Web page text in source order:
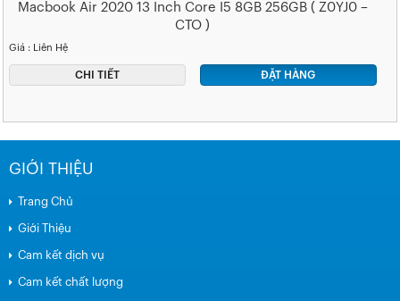
Macbook Air 2020 13 Inch Core I5 8GB 256GB ( Z0YJ0 –
CTO )
Giá : Liên Hệ
CHI TIẾT ĐẶT HÀNG
GIỚI THIỆU
Trang Chủ
Giới Thiệu
Cam kết dịch vụ
Cam kết chất lượng